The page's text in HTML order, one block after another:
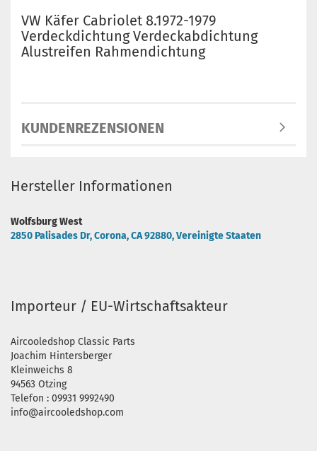
VW Käfer Cabriolet 8.1972-1979
Verdeckdichtung Verdeckabdichtung
Alustreifen Rahmendichtung
KUNDENREZENSIONEN
Hersteller Informationen
Wolfsburg West
2850 Palisades Dr, Corona, CA 92880, Vereinigte Staaten
Importeur / EU-Wirtschaftsakteur
Aircooledshop Classic Parts
Joachim Hintersberger
Kleinweichs 8
94563 Otzing
Telefon : 09931 9992490
info@aircooledshop.com